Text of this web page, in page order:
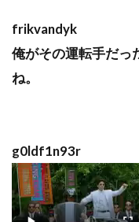
frikvandyk
俺がその運転手だっ
ね。
g0ldf1n93r